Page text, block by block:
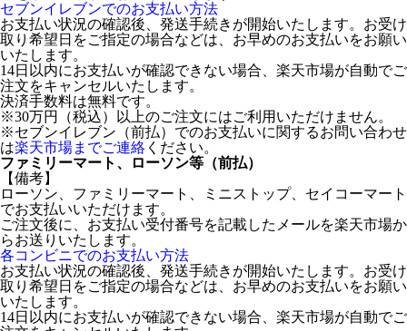
セブンイレブンでのお支払い方法
お支払い状況の確認後、発送手続きが開始いたします。お受け
取り希望日をご指定の場合などは、お早めのお支払いをお願い
いたします。
14日以内にお支払いが確認できない場合、楽天市場が自動でご
注文をキャンセルいたします。
決済手数料は無料です。
※30万円（税込）以上のご注文にはご利用いただけません。
※セブンイレブン（前払）でのお支払いに関するお問い合わせ
は楽天市場までご連絡 ください。
ファミリーマート、ローソン等（前払）
【備考】
ローソン、ファミリーマート、ミニストップ、セイコーマート
でお支払いいただけます。
ご注文後に、お支払い受付番号を記載したメールを楽天市場か
らお送りいたします。
各コンビニでのお支払い方法
お支払い状況の確認後、発送手続きが開始いたします。お受け
取り希望日をご指定の場合などは、お早めのお支払いをお願い
いたします。
14日以内にお支払いが確認できない場合、楽天市場が自動でご